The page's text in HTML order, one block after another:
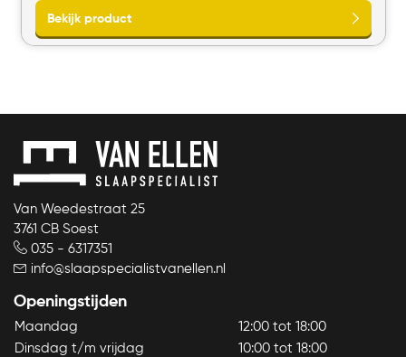
Bekijk product
€179,95.
Van Weedestraat 25
3761 CB Soest
035 - 6317351
info@slaapspecialistvanellen.nl
Openingstijden
Maandag
12:00 tot 18:00
Dinsdag t/m vrijdag
10:00 tot 18:00